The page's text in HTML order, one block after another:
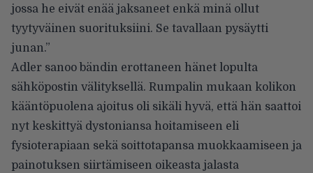
jossa he eivät enää jaksaneet enkä minä ollut
tyytyväinen suorituksiini. Se tavallaan pysäytti
junan.”
Adler sanoo bändin erottaneen hänet lopulta
sähköpostin välityksellä. Rumpalin mukaan kolikon
kääntöpuolena ajoitus oli sikäli hyvä, että hän saattoi
nyt keskittyä dystoniansa hoitamiseen eli
fysioterapiaan sekä soittotapansa muokkaamiseen ja
painotuksen siirtämiseen oikeasta jalasta